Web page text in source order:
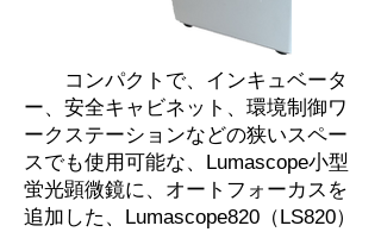
コンパクトで、インキュベータ
ー、安全キャビネット、環境制御ワ
ークステーションなどの狭いスペー
スでも使用可能な、Lumascope小型
蛍光顕微鏡に、オートフォーカスを
追加した、Lumascope820（LS820）